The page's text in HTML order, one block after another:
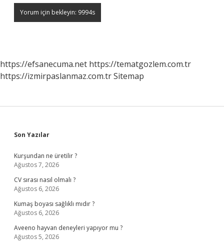
https://efsanecuma.net https://tematgozlem.com.tr
https://izmirpaslanmaz.com.trSitemap
Sidebar
Son Yazılar
Kurşundan ne üretilir ?
Ağustos 7, 2026
CV sırası nasıl olmalı ?
Ağustos 6, 2026
Kumaş boyası sağlıklı mıdır ?
Ağustos 6, 2026
Aveeno hayvan deneyleri yapıyor mu ?
Ağustos 5, 2026